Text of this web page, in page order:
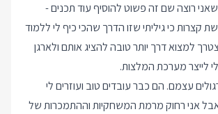
רוצה שם זה פשוט להוסיף עוד תכנים -
קצרות כי גיליתי שזו הדרך שהכי כיף לי ללמוד
למצוא דרך יותר טובה להציג אותם ולארגן
לייצר מערכת המלצות.
עצמם. הם כבר עובדים טוב ועוזרים לי
אני רחוק מרמת המשחקיות וההתמכרות של